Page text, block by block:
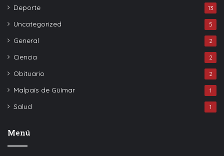
Deporte 13
Uncategorized 5
General 2
Ciencia 2
Obituario 2
Malpaís de Güímar 1
Salud 1
Menú